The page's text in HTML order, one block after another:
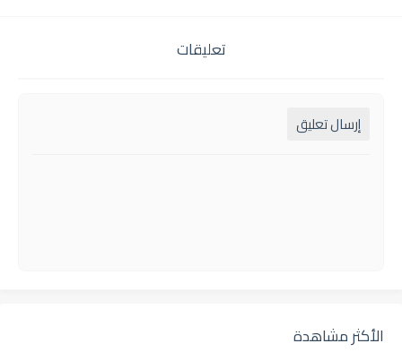
تعليقات
إرسال تعليق
الأكثر مشاهدة